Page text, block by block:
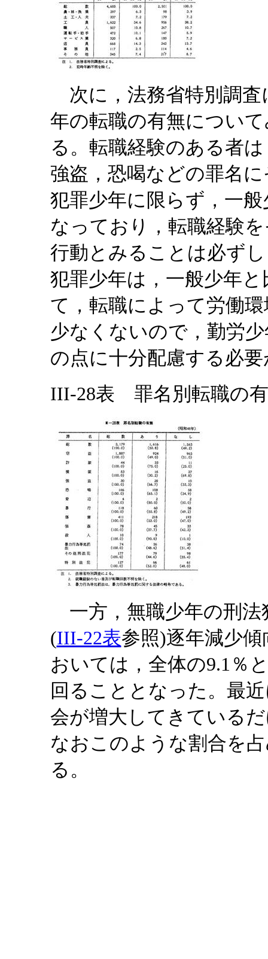
次に，法務省特別調査
年の転職の有無につい
る。転職経験のある者
強盗，恐喝などの罪名
犯罪少年に限らず，一
なっており，転職経験
行動とみることは必ず
犯罪少年は，一般少年
て，転職によって労働
少なくないので，勤労
の点に十分配慮する必
III-28表 罪名別転職の
一方，無職少年の刑法
(III-22表参照)逐年減少
おいては，全体の9.1％
回ることとなった。最
会が増大してきている
なおこのような割合を
る。